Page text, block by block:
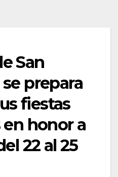
San
prepara
fiestas
honor a
22 al 25